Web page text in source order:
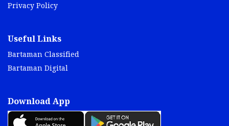
Privacy Policy
Useful Links
Bartaman Classified
Bartaman Digital
Download App